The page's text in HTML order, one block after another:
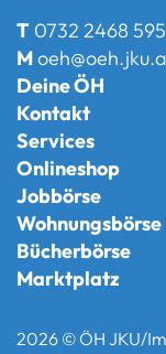
T 0732 2468
M
Deine ÖH
Kontakt
Services
Onlineshop
Jobbörse
Wohnungsbörse
Bücherbörse
Marktplatz
2026 © ÖH JKU/